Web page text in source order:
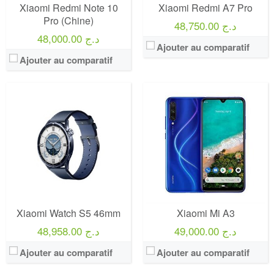
Xiaomi Redmi Note 10
Pro (Chine)
48,000.00 د.ج
Ajouter au comparatif
Xiaomi Redmi A7 Pro
48,750.00 د.ج
Ajouter au comparatif
Xiaomi Watch S5 46mm
48,958.00 د.ج
Ajouter au comparatif
Xiaomi Mi A3
49,000.00 د.ج
Ajouter au comparatif